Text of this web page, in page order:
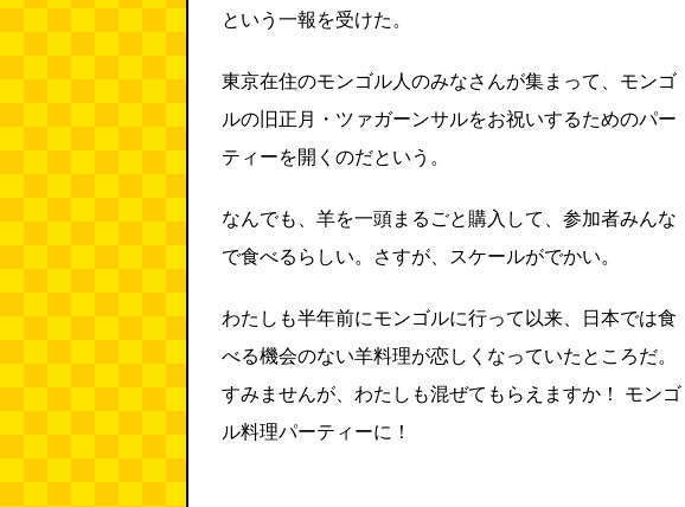
という一報を受けた。
東京在住のモンゴル人のみなさんが集まって、モンゴ
ルの旧正月・ツァガーンサルをお祝いするためのパー
ティーを開くのだという。
なんでも、羊を一頭まるごと購入して、参加者みんな
で食べるらしい。さすが、スケールがでかい。
わたしも半年前にモンゴルに行って以来、日本では食
べる機会のない羊料理が恋しくなっていたところだ。
すみませんが、わたしも混ぜてもらえますか！ モンゴ
ル料理パーティーに！